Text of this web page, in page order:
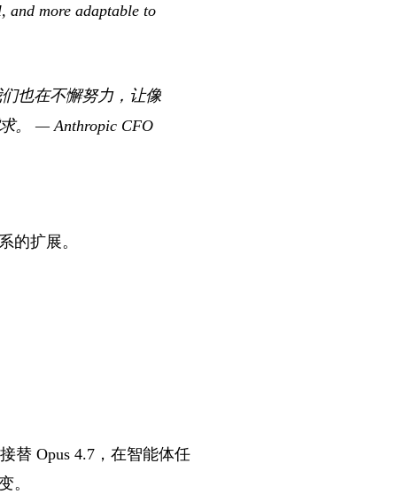
and more adaptable to
也在不懈努力，让像
。
— Anthropic CFO
的扩展。
替 Opus 4.7，在智能体任
。